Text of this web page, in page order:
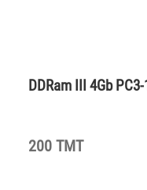
DDRam III 4Gb
200 TMT